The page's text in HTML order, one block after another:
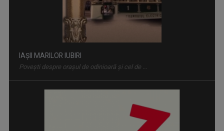
IAȘII MARILOR IUBIRI
Poveşti despre oraşul de odinioară şi cel de ...